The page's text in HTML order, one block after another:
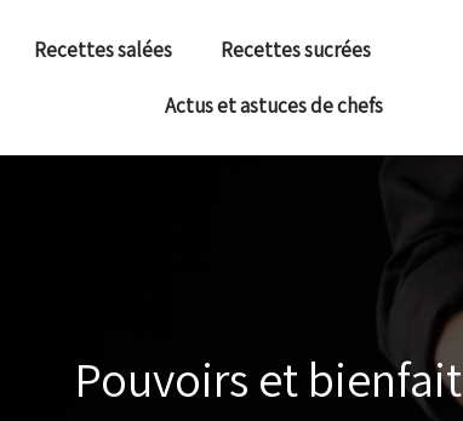
Recettes sucrées
Recettes salées
Actus et astuces de chefs
Pouvoirs et